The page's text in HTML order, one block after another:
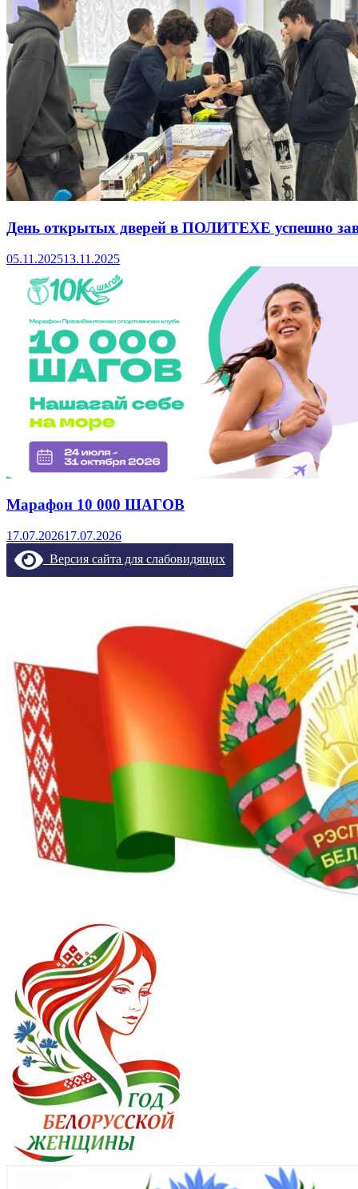
День открытых дверей в ПОЛИТЕХЕ успешно
05.11.202513.11.2025
Марафон 10 000 ШАГОВ
17.07.202617.07.2026
Версия сайта для слабовидящих